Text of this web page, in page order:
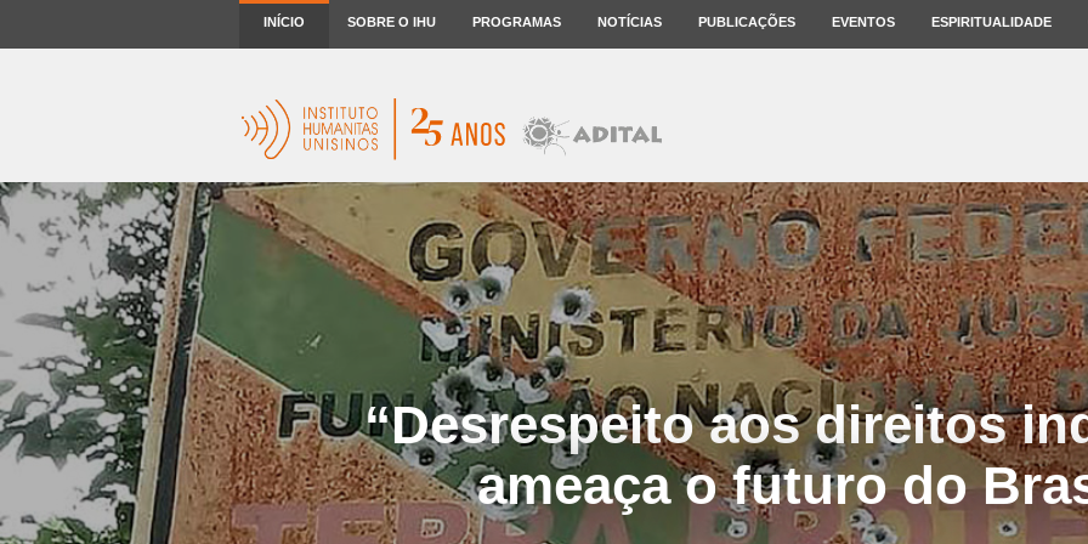
INÍCIO SOBRE O IHU PROGRAMAS NOTÍCIAS PUBLICAÇÕES EVENTOS ESPIRITUALIDADE
“Desrespeito aos direitos
ameaça o futuro do